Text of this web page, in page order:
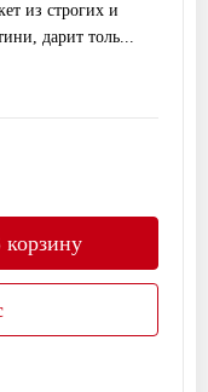
из строгих и
дарит толь...